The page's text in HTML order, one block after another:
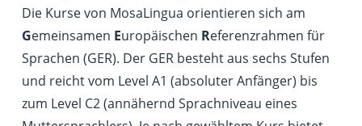
Die Kurse von MosaLingua orientieren sich am
Gemeinsamen Europäischen Referenzrahmen für
Sprachen (GER). Der GER besteht aus sechs Stufen
und reicht vom Level A1 (absoluter Anfänger) bis
zum Level C2 (annähernd Sprachniveau eines